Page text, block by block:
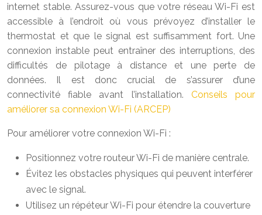
internet stable. Assurez-vous que votre réseau Wi-Fi est
accessible à l’endroit où vous prévoyez d’installer le
thermostat et que le signal est suffisamment fort. Une
connexion instable peut entraîner des interruptions, des
difficultés de pilotage à distance et une perte de
données. Il est donc crucial de s’assurer d’une
connectivité fiable avant l’installation. Conseils pour
améliorer sa connexion Wi-Fi (ARCEP)
Pour améliorer votre connexion Wi-Fi :
Positionnez votre routeur Wi-Fi de manière centrale.
Évitez les obstacles physiques qui peuvent interférer
avec le signal.
Utilisez un répéteur Wi-Fi pour étendre la couverture